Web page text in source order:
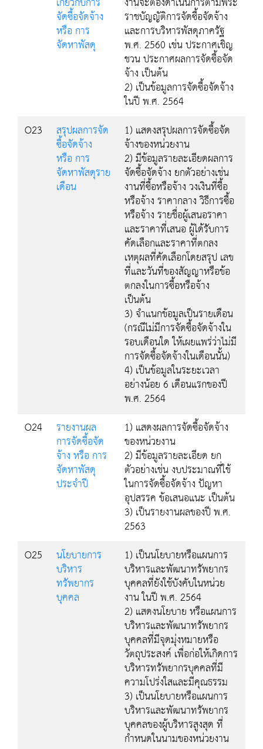
จัดซื้อจัดจ้าง
หรือ การ
จัดหาพัสดุ
ราชบัญญัติการจัดซื้อจัดจ้าง
และการบริหารพัสดุภาครัฐ
พ.ศ. 2560 เช่น ประกาศเชิญ
ชวน ประกาศผลการจัดซื้อจัด
จ้าง เป็นต้น
2) เป็นข้อมูลการจัดซื้อจัดจ้าง
ในปี พ.ศ. 2564
O23
สรุปผลการจัด
ซื้อจัดจ้าง
หรือ การ
จัดหาพัสดุราย
เดือน
1) แสดงสรุปผลการจัดซื้อจัด
จ้างของหน่วยงาน
2) มีข้อมูลรายละเอียดผลการ
จัดซื้อจัดจ้าง ยกตัวอย่างเช่น
งานที่ซื้อหรือจ้าง วงเงินที่ซื้อ
หรือจ้าง ราคากลาง วิธีการซื้อ
หรือจ้าง รายชื่อผู้เสนอราคา
และราคาที่เสนอ ผู้ได้รับการ
คัดเลือกและราคาที่ตกลง
เหตุผลที่คัดเลือกโดยสรุป เลข
ที่และวันที่ของสัญญาหรือข้อ
ตกลงในการซื้อหรือจ้าง
เป็นต้น
3) จำแนกข้อมูลเป็นรายเดือน
(กรณีไม่มีการจัดซื้อจัดจ้างใน
รอบเดือนใด ให้เผยแพร่ว่าไม่มี
การจัดซื้อจัดจ้างในเดือนนั้น)
4) เป็นข้อมูลในระยะเวลา
อย่างน้อย 6 เดือนแรกของปี
พ.ศ. 2564
O24
รายงานผล
การจัดซื้อจัด
จ้าง หรือ การ
จัดหาพัสดุ
ประจำปี
1) แสดงผลการจัดซื้อจัดจ้าง
ของหน่วยงาน
2) มีข้อมูลรายละเอียด ยก
ตัวอย่างเช่น งบประมาณที่ใช้
ในการจัดซื้อจัดจ้าง ปัญหา
อุปสรรค ข้อเสนอแนะ เป็นต้น
3) เป็นรายงานผลของปี พ.ศ.
2563
O25
นโยบายการ
บริหาร
ทรัพยากร
บุคคล
1) เป็นนโยบายหรือแผนการ
บริหารและพัฒนาทรัพยากร
บุคคลที่ยังใช้บังคับในหน่วย
งาน ในปี พ.ศ. 2564
2) แสดงนโยบาย หรือแผนการ
บริหารและพัฒนาทรัพยากร
บุคคลที่มีจุดมุ่งหมายหรือ
วัตถุประสงค์ เพื่อก่อให้เกิดการ
บริหารทรัพยากรบุคคลที่มี
ความโปร่งใสและมีคุณธรรม
3) เป็นนโยบายหรือแผนการ
บริหารและพัฒนาทรัพยากร
บุคคลของผู้บริหารสูงสุด ที่
กำหนดในนามของหน่วยงาน